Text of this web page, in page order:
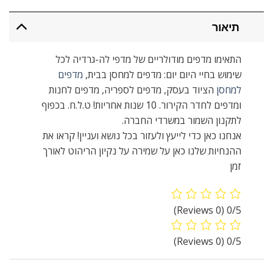
תיאור
התאימו מדפים מודולריים של מדפי לה-גרדיה לכל
שימוש בחיי היום יום: מדפים למחסן בבית, מדפים
למחסן הציוד בעסק, מדפים לספריה, מדפים לחנות
ומדפים לחדר הקירור. 10 שנות אחריות! ט.ל.ח. בכפוף
לתקנון השמור במשרדי החברה.
אנחנו כאן כדי לייעץ ולעזור בכל נושא ועניין! קראו את
ההנחיות שלנו כאן על שמירה על נקיון הריהוט לאורך
זמן
0/5
(0 Reviews)
0/5
(0 Reviews)